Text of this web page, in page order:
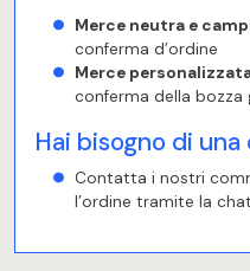
Merce neutra e
conferma d’ordine
Merce
conferma della bozza
Hai bisogno di
Contatta i nostri
l’ordine tramite la